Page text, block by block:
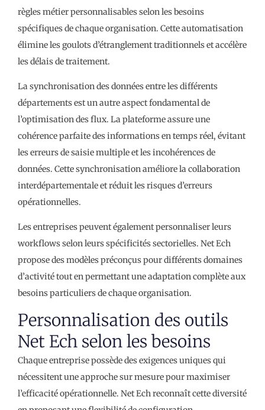
règles métier personnalisables selon les besoins
spécifiques de chaque organisation. Cette automatisation
élimine les goulots d’étranglement traditionnels et accélère
les délais de traitement.
La synchronisation des données entre les différents
départements est un autre aspect fondamental de
l’optimisation des flux. La plateforme assure une
cohérence parfaite des informations en temps réel, évitant
les erreurs de saisie multiple et les incohérences de
données. Cette synchronisation améliore la collaboration
interdépartementale et réduit les risques d’erreurs
opérationnelles.
Les entreprises peuvent également personnaliser leurs
workflows selon leurs spécificités sectorielles. Net Ech
propose des modèles préconçus pour différents domaines
d’activité tout en permettant une adaptation complète aux
besoins particuliers de chaque organisation.
Personnalisation des outils
Net Ech selon les besoins
Chaque entreprise possède des exigences uniques qui
nécessitent une approche sur mesure pour maximiser
l’efficacité opérationnelle. Net Ech reconnaît cette diversité